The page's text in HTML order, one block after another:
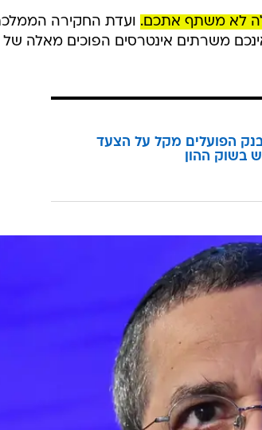
לא משתף אתכם. ועדת החקירה
משרתים אינטרסים הפוכים מאלה של
הפועלים מקל על הצעד
בשוק ההון